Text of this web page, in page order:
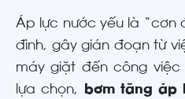
Áp lực nước yếu là “cơn
đình, gây gián đoạn từ
máy giặt đến công
lựa chọn,
bơm tăng áp